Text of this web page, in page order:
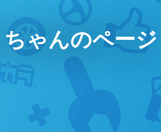
ゃんのページ